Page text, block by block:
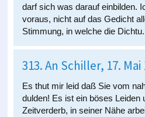
darf sich was darauf einbilden.
voraus, nicht auf das Gedicht
Stimmung, in welche die
313. An Schiller, 17. Mai
Es thut mir leid daß Sie vom
dulden! Es ist ein böses Leiden
Zeitverderb, in seiner Nähe